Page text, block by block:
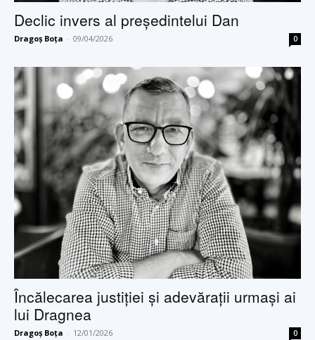
Declic invers al președintelui Dan
Dragoș Boța - 09/04/2026 0
Încălecarea justiției și adevărații urmași ai
lui Dragnea
Dragoș Boța - 12/01/2026 0